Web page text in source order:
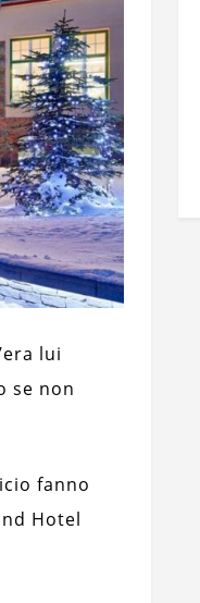
lui
se non
fanno
Hotel